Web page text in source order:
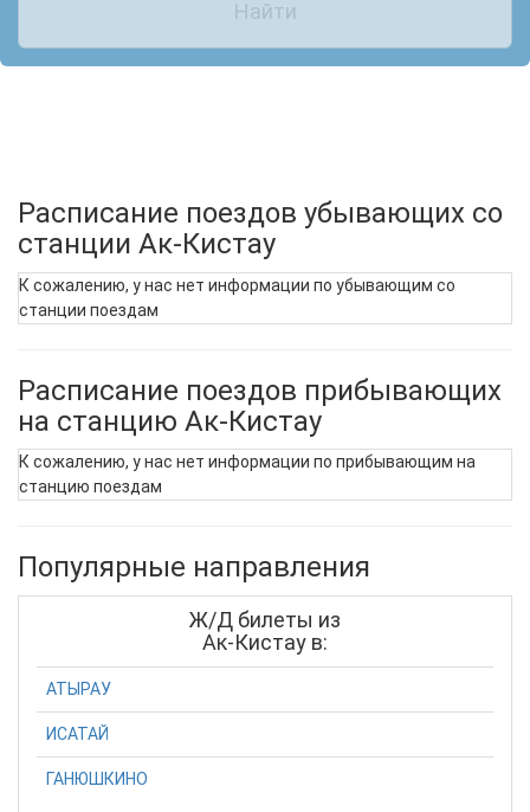
Найти
Расписание поездов убывающих со
станции Ак-Кистау
К сожалению, у нас нет информации по убывающим со
станции поездам
Расписание поездов прибывающих
на станцию Ак-Кистау
К сожалению, у нас нет информации по прибывающим на
станцию поездам
Популярные направления
Ж/Д билеты из
Ак-Кистау в:
АТЫРАУ
ИСАТАЙ
ГАНЮШКИНО